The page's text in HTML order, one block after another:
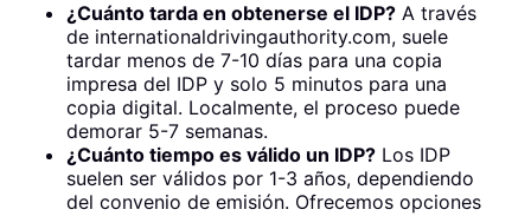
¿Cuánto tarda en obtenerse el IDP? A través
de internationaldrivingauthority.com, suele
tardar menos de 7-10 días para una copia
impresa del IDP y solo 5 minutos para una
copia digital. Localmente, el proceso puede
demorar 5-7 semanas.
¿Cuánto tiempo es válido un IDP? Los IDP
suelen ser válidos por 1-3 años, dependiendo
del convenio de emisión. Ofrecemos opciones